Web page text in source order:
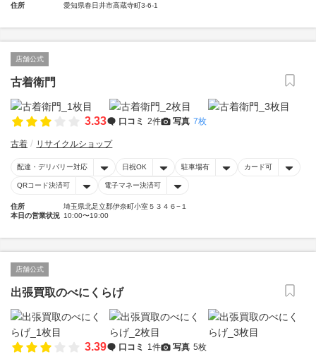
住所 愛知県春日井市高蔵寺町3-6-1
店舗公式
古着衛門
3.33 口コミ 2件 写真 7枚
古着 リサイクルショップ
配達・デリバリー対応 日祝OK 駐車場有 カード可
QRコード決済可 電子マネー決済可
住所
埼玉県北足立郡伊奈町小室５３４６−１
本日の営業状況 10:00〜19:00
店舗公式
出張買取のべにくらげ
3.39 口コミ 1件 写真 5枚